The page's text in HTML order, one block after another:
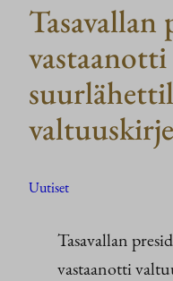
Uutiset
Tasavallan
vastaanotti